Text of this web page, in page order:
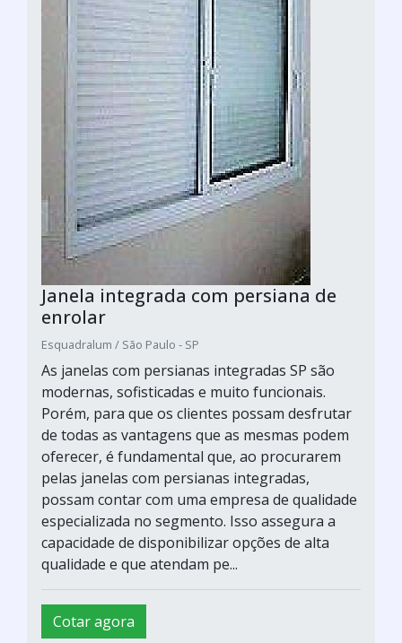
Janela integrada com persiana de
enrolar
Esquadralum / São Paulo - SP
As janelas com persianas integradas SP são
modernas, sofisticadas e muito funcionais.
Porém, para que os clientes possam desfrutar
de todas as vantagens que as mesmas podem
oferecer, é fundamental que, ao procurarem
pelas janelas com persianas integradas,
possam contar com uma empresa de qualidade
especializada no segmento. Isso assegura a
capacidade de disponibilizar opções de alta
qualidade e que atendam pe...
Cotar agora